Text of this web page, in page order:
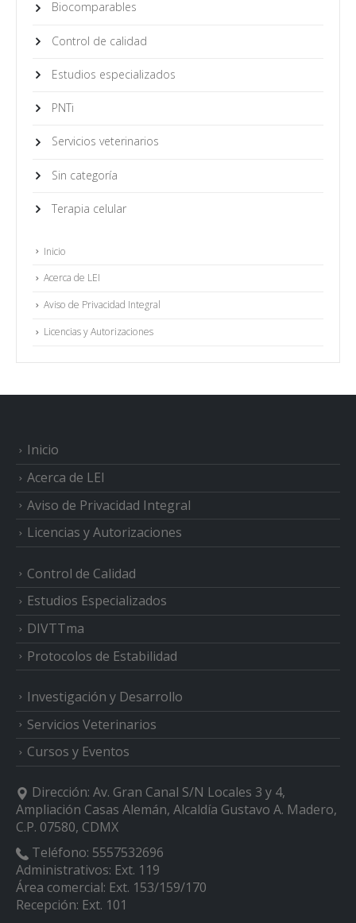
Biocomparables
Control de calidad
Estudios especializados
PNTi
Servicios veterinarios
Sin categoría
Terapia celular
Inicio
Acerca de LEI
Aviso de Privacidad Integral
Licencias y Autorizaciones
Inicio
Acerca de LEI
Aviso de Privacidad Integral
Licencias y Autorizaciones
Control de Calidad
Estudios Especializados
DIVTTma
Protocolos de Estabilidad
Investigación y Desarrollo
Servicios Veterinarios
Cursos y Eventos
Dirección: Av. Gran Canal S/N Locales 3 y 4,
Ampliación Casas Alemán, Alcaldía Gustavo A. Madero,
C.P. 07580, CDMX
Teléfono: 5557532696
Administrativos: Ext. 119
Área comercial: Ext. 153/159/170
Recepción: Ext. 101